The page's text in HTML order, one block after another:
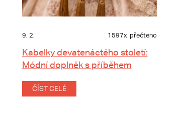
9. 2. 1597x přečteno
Kabelky devatenáctého století:
Módní doplněk s příběhem
ČÍST CELÉ